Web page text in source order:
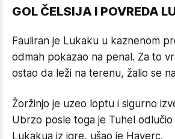
GOL ČELSIJA I POVREDA
Fauliran je Lukaku u kaznenom
odmah pokazao na penal. Za to
ostao da leži na terenu, žalio se
Žoržinjo je uzeo loptu i sigurno
Ubrzo posle toga je Tuhel
Lukakua iz igre, ušao je Haverc.